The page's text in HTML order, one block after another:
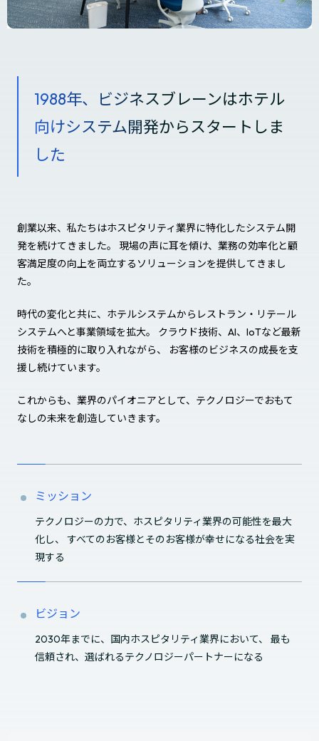
1988年、ビジネスブレーンはホテル
向けシステム開発からスタートしま
した
創業以来、私たちはホスピタリティ業界に特化したシステム開
発を続けてきました。 現場の声に耳を傾け、業務の効率化と顧
客満足度の向上を両立するソリューションを提供してきまし
た。
時代の変化と共に、ホテルシステムからレストラン・リテール
システムへと事業領域を拡大。 クラウド技術、AI、IoTなど最新
技術を積極的に取り入れながら、 お客様のビジネスの成長を支
援し続けています。
これからも、業界のパイオニアとして、テクノロジーでおもて
なしの未来を創造していきます。
ミッション
テクノロジーの力で、ホスピタリティ業界の可能性を最大
化し、 すべてのお客様とそのお客様が幸せになる社会を実
現する
ビジョン
2030年までに、国内ホスピタリティ業界において、 最も
信頼され、選ばれるテクノロジーパートナーになる